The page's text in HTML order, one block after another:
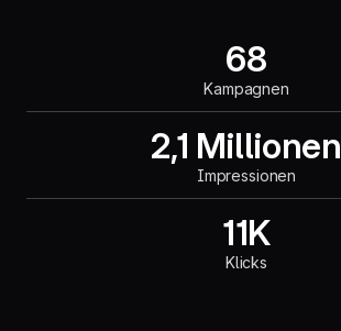
68
Kampagnen
2,1 Millionen
Impressionen
11K
Klicks